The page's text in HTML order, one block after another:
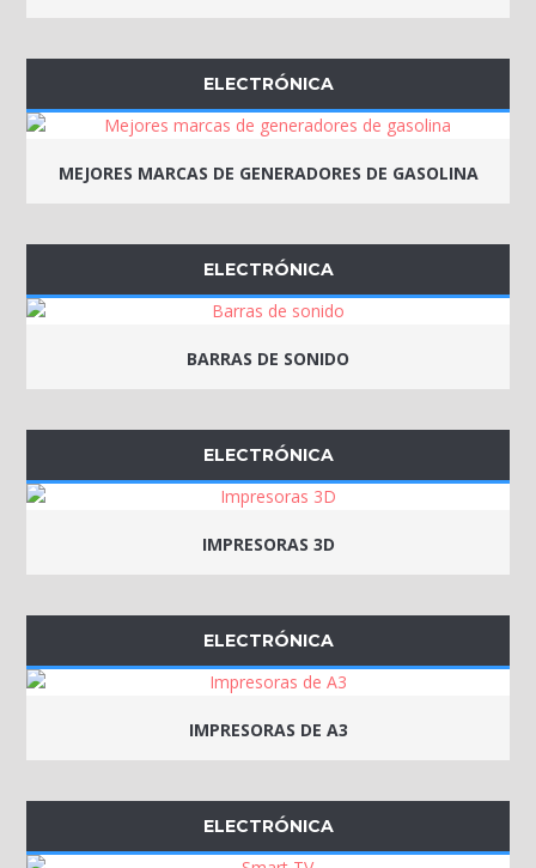
ELECTRÓNICA
MEJORES MARCAS DE GENERADORES DE GASOLINA
ELECTRÓNICA
BARRAS DE SONIDO
ELECTRÓNICA
IMPRESORAS 3D
ELECTRÓNICA
IMPRESORAS DE A3
ELECTRÓNICA